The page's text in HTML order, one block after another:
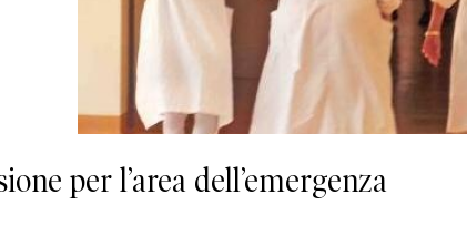
per l’area dell’emergenza